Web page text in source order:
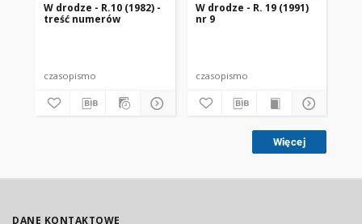
W drodze - R.10 (1982) -
treść numerów
czasopismo
W drodze - R. 19 (1991)
nr 9
czasopismo
Więcej
DANE KONTAKTOWE